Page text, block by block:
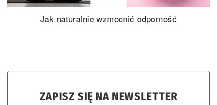
odporność Naturalne
ZAPISZ SIĘ NA NEWSLETTER